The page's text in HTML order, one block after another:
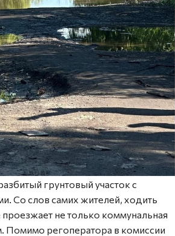
грунтовый участок с
Со слов самих жителей, ходить
не только коммунальная
Помимо регоператора в комиссии